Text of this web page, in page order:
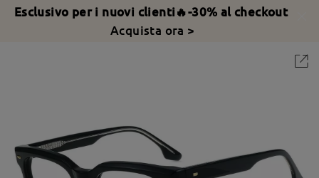
Esclusivo per i nuovi clienti🔥-30% al checkout
Acquista ora >